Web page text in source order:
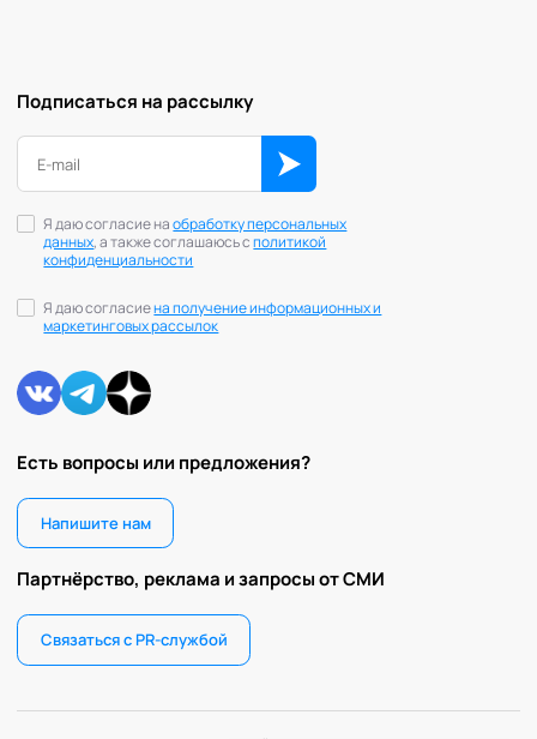
Есть вопросы или предложения?
Напишите нам
Партнёрство, реклама и запросы от СМИ
Связаться с PR-службой
Подписаться на рассылку
Я даю согласие наобработку персональных
данных, а также соглашаюсь сполитикой
конфиденциальности
Я даю согласиена получение информационных и
маркетинговых рассылок